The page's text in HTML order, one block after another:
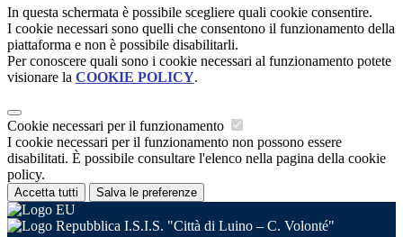
In questa schermata è possibile scegliere quali cookie consentire.
I cookie necessari sono quelli che consentono il funzionamento della
piattaforma e non è possibile disabilitarli.
Per conoscere quali sono i cookie necessari al funzionamento potete
visionare la COOKIE POLICY.
Cookie necessari per il funzionamento
I cookie necessari per il funzionamento non possono essere
disabilitati. È possibile consultare l'elenco nella pagina della cookie
policy.
Accetta tutti Salva le preferenze
I.S.I.S. "Città di Luino – C. Volonté"